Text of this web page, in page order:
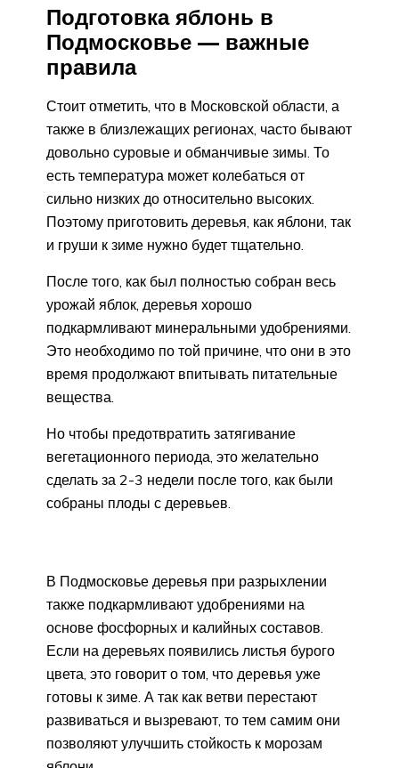
Подготовка яблонь в
Подмосковье — важные
правила
Стоит отметить, что в Московской области, а
также в близлежащих регионах, часто бывают
довольно суровые и обманчивые зимы. То
есть температура может колебаться от
сильно низких до относительно высоких.
Поэтому приготовить деревья, как яблони, так
и груши к зиме нужно будет тщательно.
После того, как был полностью собран весь
урожай яблок, деревья хорошо
подкармливают минеральными удобрениями.
Это необходимо по той причине, что они в это
время продолжают впитывать питательные
вещества.
Но чтобы предотвратить затягивание
вегетационного периода, это желательно
сделать за 2-3 недели после того, как были
собраны плоды с деревьев.
В Подмосковье деревья при разрыхлении
также подкармливают удобрениями на
основе фосфорных и калийных составов.
Если на деревьях появились листья бурого
цвета, это говорит о том, что деревья уже
готовы к зиме. А так как ветви перестают
развиваться и вызревают, то тем самим они
позволяют улучшить стойкость к морозам